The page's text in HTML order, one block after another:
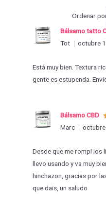
Ordenar
Bálsamo tatto
Tot
octubre
Está muy bien. Textura
gente es estupenda.
Bálsamo CBD
Marc
Desde que me rompi los
llevo usando y va muy
hinchazon, gracias por
que dais, un saludo